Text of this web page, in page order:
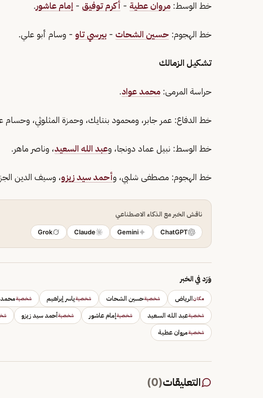
خط الوسط: مروان عطية - أكرم توفيق - إمام عاشور.
خط الهجوم: حسين الشحات - بيرسي تاو - وسام أبو علي.
تشكيل الزمالك
حراسة المرمى: محمد عواد.
خط الدفاع: عمر جابر، ومحمود بنتايك، وحمزة المثلوثي، وحسام
خط الوسط: نبيل عماد دونجا، وعبد الله السعيد، وناصر ماهر.
خط الهجوم: مصطفى شلبي، وأحمد سيد زيزو، وسيف الدين
ناقش الخبر مع الذكاء الاصطناعي
ChatGPT
Gemini
Claude
Grok
وَرَد في الخبر
مكانالرياض شخصيةحسين الشحات شخصيةياسر إبراهيم شخصيةمحمد
شخصيةعبد الله السعيد شخصيةإمام عاشور شخصيةأحمد سيد زيزو
شخصيةمروان عطية
التعليقات(
0
)